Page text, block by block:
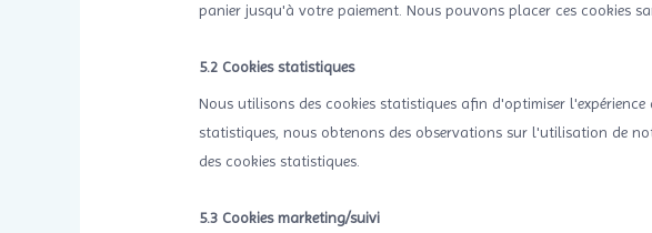
panier jusqu'à votre paiement. Nous pouvons placer ces cookies
5.2 Cookies statistiques
Nous utilisons des cookies statistiques afin d'optimiser
statistiques, nous obtenons des observations sur l'utilisation de
des cookies statistiques.
5.3 Cookies marketing/suivi